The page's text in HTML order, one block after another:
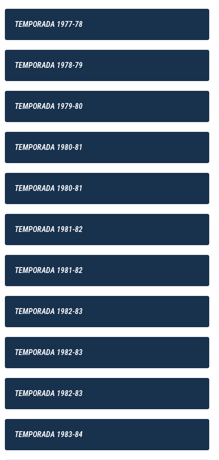
TEMPORADA 1977-78
TEMPORADA 1978-79
TEMPORADA 1979-80
TEMPORADA 1980-81
TEMPORADA 1980-81
TEMPORADA 1981-82
TEMPORADA 1981-82
TEMPORADA 1982-83
TEMPORADA 1982-83
TEMPORADA 1982-83
TEMPORADA 1983-84